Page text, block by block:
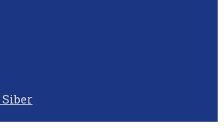
Siber